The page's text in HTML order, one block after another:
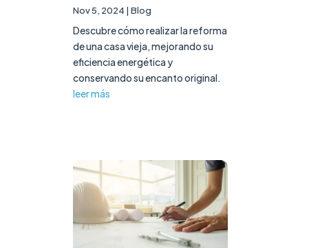
Nov 5, 2024 |Blog
Descubre cómo realizar la reforma
de una casa vieja, mejorando su
eficiencia energética y
conservando su encanto original.
leer más